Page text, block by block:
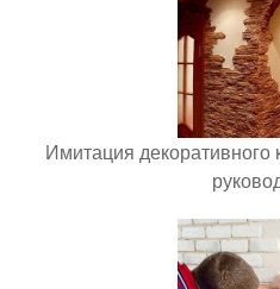
Имитация